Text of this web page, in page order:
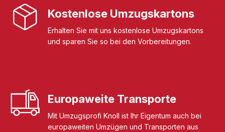
Kostenlose Umzugskartons
Erhalten Sie mit uns kostenlose Umzugskartons
und sparen Sie so bei den Vorbereitungen.
Europaweite Transporte
Mit Umzugsprofi Knoll ist Ihr Eigentum auch bei
europaweiten Umzügen und Transporten aus